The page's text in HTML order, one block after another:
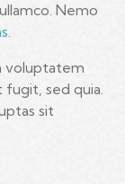
Nemo
voluptatem
fugit, sed quia.
sit